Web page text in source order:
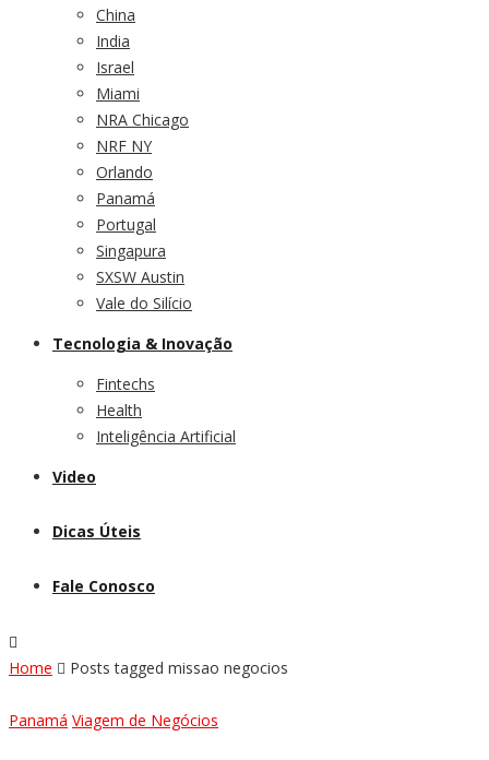
China
India
Israel
Miami
NRA Chicago
NRF NY
Orlando
Panamá
Portugal
Singapura
SXSW Austin
Vale do Silício
Tecnologia & Inovação
Fintechs
Health
Inteligência Artificial
Video
Dicas Úteis
Fale Conosco
Home Posts tagged missao negocios
Panamá Viagem de Negócios